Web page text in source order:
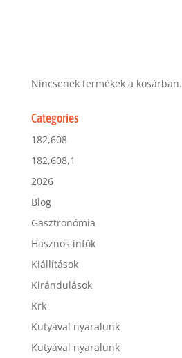
Nincsenek termékek a kosárban.
Categories
182,608
182,608,1
2026
Blog
Gasztronómia
Hasznos infók
Kiállítások
Kirándulások
Krk
Kutyával nyaralunk
Kutyával nyaralunk